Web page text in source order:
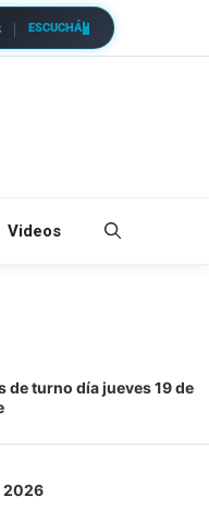
ESCUCHÁ
Videos
de turno día jueves 19 de
2026